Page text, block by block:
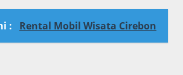
: Rental Mobil Wisata Cirebon